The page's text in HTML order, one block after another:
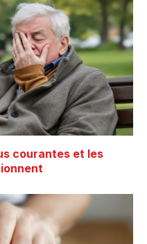
courantes et les